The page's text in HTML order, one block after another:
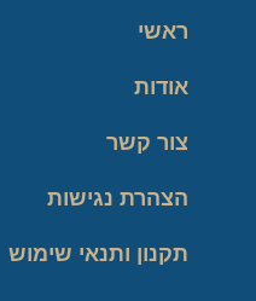
ראשי
אודות
צור קשר
הצהרת נגישות
תקנון ותנאי שימוש